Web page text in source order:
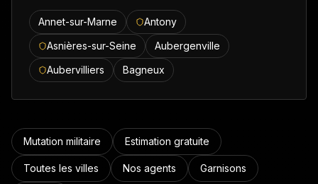
Annet-sur-Marne
Antony
Asnières-sur-Seine
Aubergenville
Aubervilliers
Bagneux
Mutation militaire Estimation gratuite
Toutes les villes Nos agents Garnisons